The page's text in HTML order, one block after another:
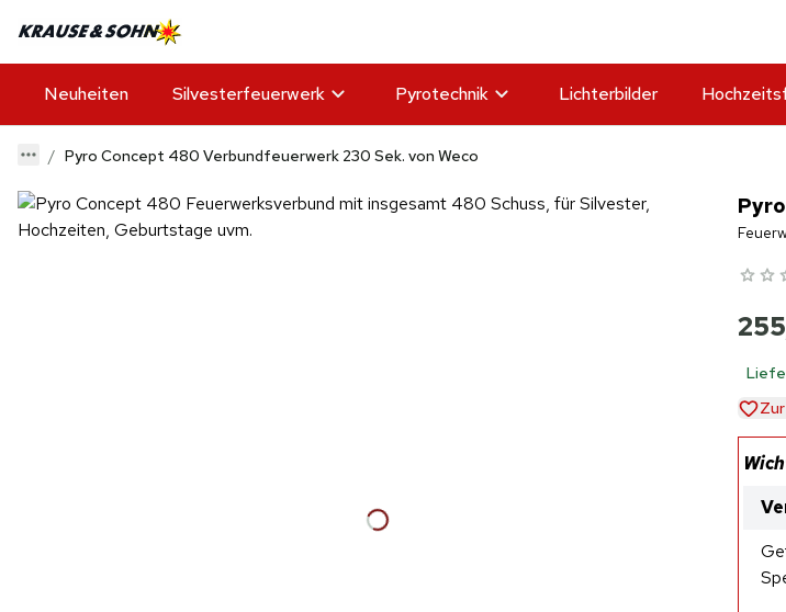
Neuheiten Silvesterfeuerwerk Pyrotechnik Lichterbilder
Pyro Concept 480 Verbundfeuerwerk 230 Sek. von Weco